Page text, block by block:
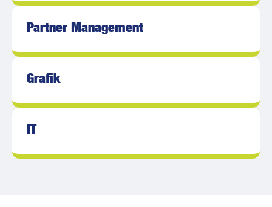
Partner Management
Grafik
IT